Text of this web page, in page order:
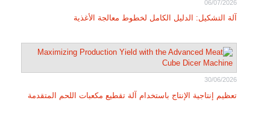
06/07/2026
آلة التشكيل: الدليل الكامل لخطوط معالجة الأغذية
30/06/2026
تعظيم إنتاجية الإنتاج باستخدام آلة تقطيع مكعبات اللحم المتقدمة